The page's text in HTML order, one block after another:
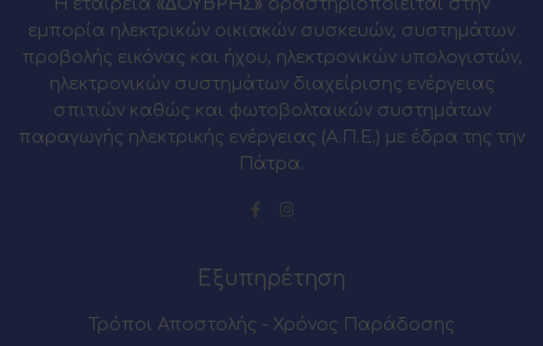
Η εταιρεία «ΔΟΥΒΡΗΣ» δραστηριοποιείται στην
εμπορία ηλεκτρικών οικιακών συσκευών, συστημάτων
προβολής εικόνας και ήχου, ηλεκτρονικών υπολογιστών,
ηλεκτρονικών συστημάτων διαχείρισης ενέργειας
σπιτιών καθώς και φωτοβολταϊκών συστημάτων
παραγωγής ηλεκτρικής ενέργειας (Α.Π.Ε.) με έδρα της την
Πάτρα.
Εξυπηρέτηση
Τρόποι Αποστολής - Χρόνος Παράδοσης